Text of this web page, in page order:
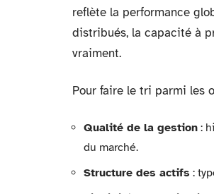
reflète la performance
distribués, la capacité à
vraiment.
Pour faire le tri parmi les
Qualité de la gestion :
du marché.
Structure des actifs :